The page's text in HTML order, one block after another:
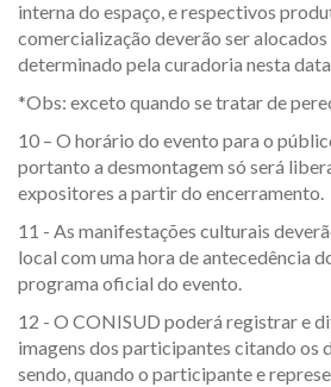
interna do espaço, e respectivos
comercialização deverão ser alocados
determinado pela curadoria nesta
*Obs: exceto quando se tratar de
10 – O horário do evento para o
portanto a desmontagem só será
expositores a partir do encerramento.
11 - As manifestações culturais
local com uma hora de antecedência
programa oficial do evento.
12 - O CONISUD poderá registrar e
imagens dos participantes citando os
sendo, quando o participante e